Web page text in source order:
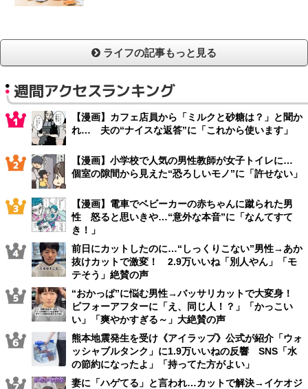
ライフの記事もっと見る
週間アクセスランキング
【漫画】カフェ店員から「ミルクと砂糖は？」と聞か
れ… 夫の“ナイスな返答”に「これから使います」
【漫画】小学校で人気の男性教師が女子トイレに…
個室の隙間から見えた“恐ろしいモノ”に「許せない」
【漫画】電車でベビーカーの赤ちゃんに蹴られた男
性 怒ると思いきや…“意外な本音”に「なんてすて
き！」
前日にカットしたのに…“しっくりこない”男性→あか
抜けカットで激変！ 2.9万いいね「別人やん」「モ
テそう」絶賛の声
“おかっぱ”に悩む男性→バッサリカットで大変身！
ビフォーアフターに「え、同じ人！？」「かっこい
い」「爽やかすぎる～」大絶賛の声
熊本地震発生を受け《アイラップ》公式が紹介「ウォ
ッシャブルタンク」に1.9万いいねの反響 SNS「水
の節約になったよ」「持ってた方がよい」
妻に「ハゲてる」と言われ…カットで解決→イケオジ